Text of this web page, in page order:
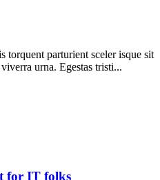
torquent parturient sceler isque sit
urna. Egestas tristi...
for IT folks